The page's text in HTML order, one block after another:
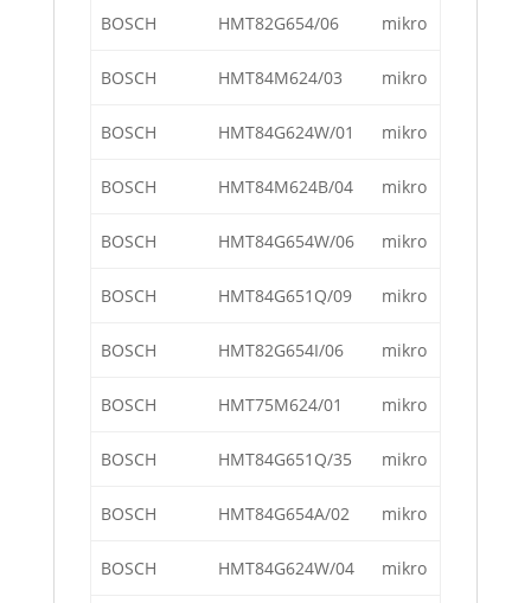
BOSCH HMT82G654/06 mikro
BOSCH HMT84M624/03 mikro
BOSCH HMT84G624W/01 mikro
BOSCH HMT84M624B/04 mikro
BOSCH HMT84G654W/06 mikro
BOSCH HMT84G651Q/09 mikro
BOSCH HMT82G654I/06 mikro
BOSCH HMT75M624/01 mikro
BOSCH HMT84G651Q/35 mikro
BOSCH HMT84G654A/02 mikro
BOSCH HMT84G624W/04 mikro